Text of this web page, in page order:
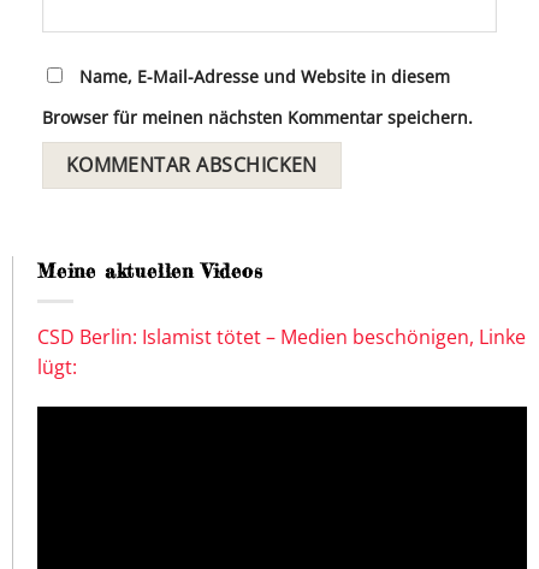
Name, E-Mail-Adresse und Website in diesem
Browser für meinen nächsten Kommentar speichern.
Meine aktuellen Videos
CSD Berlin: Islamist tötet – Medien beschönigen, Linke
lügt: